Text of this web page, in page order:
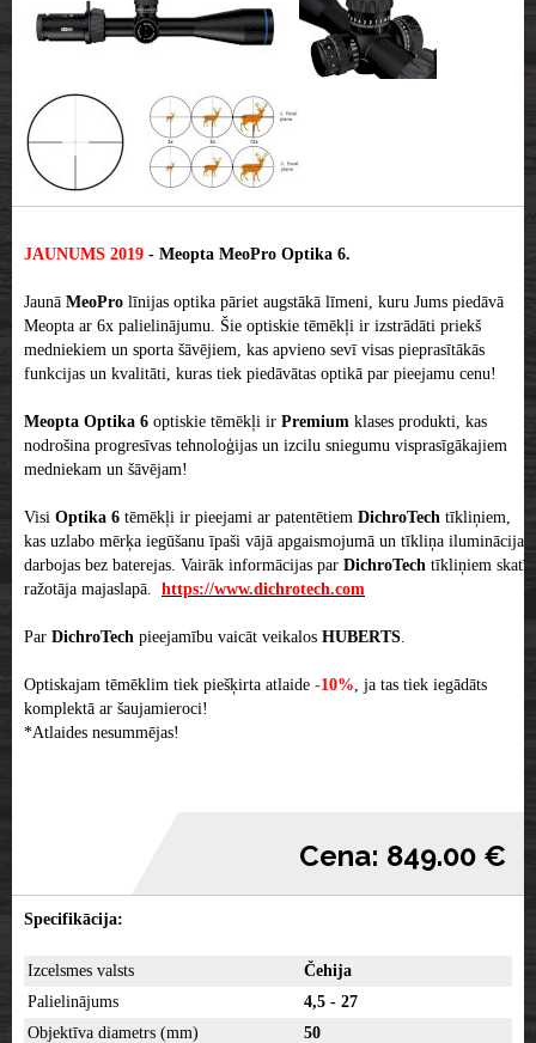
JAUNUMS 2019 - Meopta MeoPro Optika 6.
Jaunā MeoPro līnijas optika pāriet augstākā līmeni, kuru Jums piedāvā
Meopta ar 6x palielinājumu. Šie optiskie tēmēkļi ir izstrādāti priekš
medniekiem un sporta šāvējiem, kas apvieno sevī visas pieprasītākās
funkcijas un kvalitāti, kuras tiek piedāvātas optikā par pieejamu cenu!
Meopta Optika 6 optiskie tēmēkļi ir Premium klases produkti, kas
nodrošina progresīvas tehnoloģijas un izcilu sniegumu visprasīgākajiem
medniekam un šāvējam!
Visi Optika 6 tēmēkļi ir pieejami ar patentētiem DichroTech tīkliņiem,
kas uzlabo mērķa iegūšanu īpaši vājā apgaismojumā un tīkliņa iluminācija
darbojas bez baterejas. Vairāk informācijas par DichroTech tīkliņiem skatīt
ražotāja majaslapā.
https://www.dichrotech.com
Par DichroTech pieejamību vaicāt veikalos HUBERTS
Optiskajam tēmēklim tiek piešķirta atlaide -10% , ja tas tiek iegādāts
komplektā ar šaujamieroci!
*Atlaides nesummējas!
Cena: 849.00 €
Specifikācija:
Izcelsmes valsts
Čehija
Palielinājums
4,5 - 27
Objektīva diametrs (mm)
50